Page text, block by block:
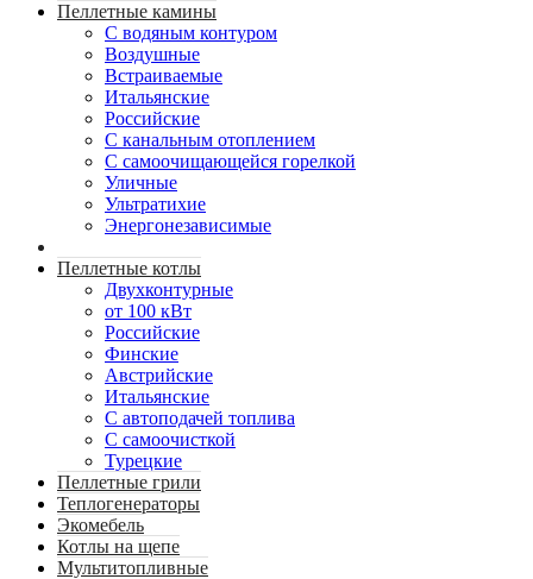
Пеллетные камины
C водяным контуром
Воздушные
Встраиваемые
Итальянские
Российские
С канальным отоплением
С самоочищающейся горелкой
Уличные
Ультратихие
Энергонезависимые
Пеллетные котлы
Двухконтурные
от 100 кВт
Российские
Финские
Австрийские
Итальянские
С автоподачей топлива
С самоочисткой
Турецкие
Пеллетные грили
Теплогенераторы
Экомебель
Котлы на щепе
Мультитопливные